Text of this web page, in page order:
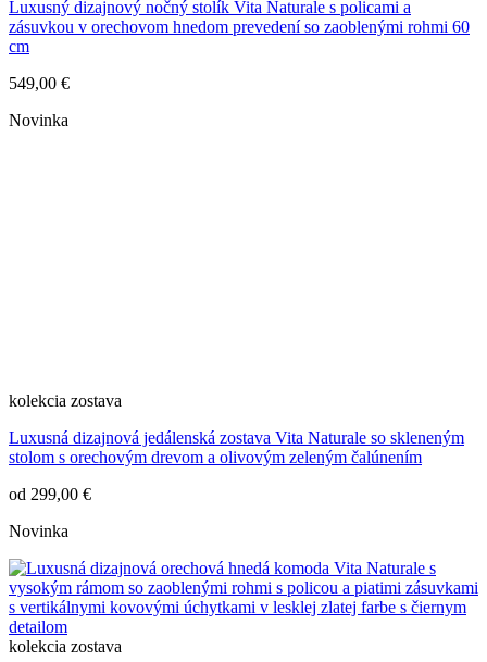
Luxusný dizajnový nočný stolík Vita Naturale s policami a
zásuvkou v orechovom hnedom prevedení so zaoblenými rohmi 60
cm
549,00 €
Novinka
kolekcia zostava
Luxusná dizajnová jedálenská zostava Vita Naturale so skleneným
stolom s orechovým drevom a olivovým zeleným čalúnením
od 299,00 €
Novinka
kolekcia zostava